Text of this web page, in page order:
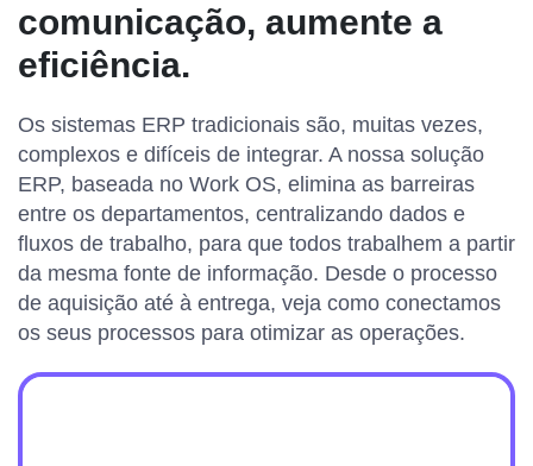
comunicação, aumente a
eficiência.
Os sistemas ERP tradicionais são, muitas vezes,
complexos e difíceis de integrar. A nossa solução
ERP, baseada no Work OS, elimina as barreiras
entre os departamentos, centralizando dados e
fluxos de trabalho, para que todos trabalhem a partir
da mesma fonte de informação. Desde o processo
de aquisição até à entrega, veja como conectamos
os seus processos para otimizar as operações.